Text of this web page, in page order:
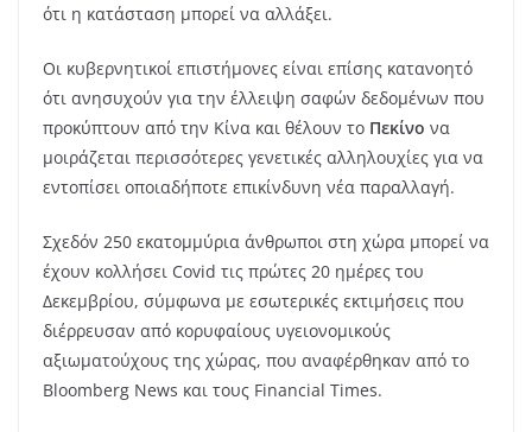
ότι η κατάσταση μπορεί να αλλάξει.
Οι κυβερνητικοί επιστήμονες είναι επίσης κατανοητό
ότι ανησυχούν για την έλλειψη σαφών δεδομένων που
προκύπτουν από την Κίνα και θέλουν το Πεκίνο να
μοιράζεται περισσότερες γενετικές αλληλουχίες για να
εντοπίσει οποιαδήποτε επικίνδυνη νέα παραλλαγή.
Σχεδόν 250 εκατομμύρια άνθρωποι στη χώρα μπορεί να
έχουν κολλήσει Covid τις πρώτες 20 ημέρες του
Δεκεμβρίου, σύμφωνα με εσωτερικές εκτιμήσεις που
διέρρευσαν από κορυφαίους υγειονομικούς
αξιωματούχους της χώρας, που αναφέρθηκαν από το
Bloomberg News και τους Financial Times.